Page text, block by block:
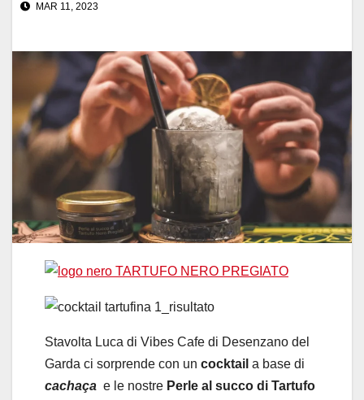
MAR 11, 2023
Stavolta Luca di Vibes Cafe di Desenzano del
Garda ci sorprende con un cocktail a base di
cachaça e le nostre Perle al succo di Tartufo